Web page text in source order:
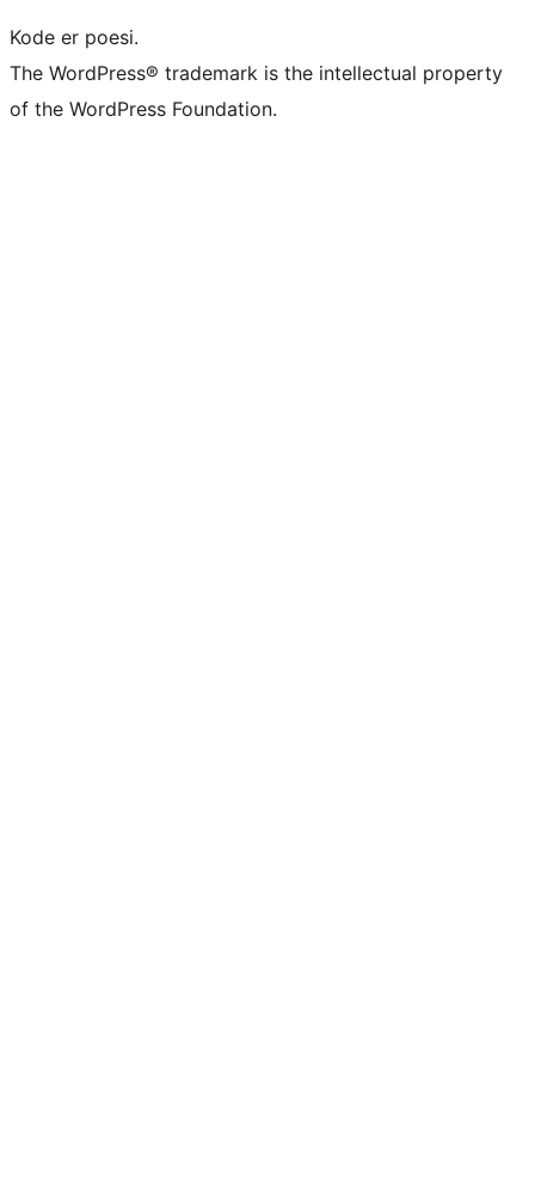
Kode er poesi.
The WordPress® trademark is the intellectual property
of the WordPress Foundation.